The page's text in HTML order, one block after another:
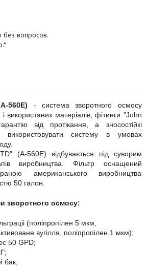
без вопросов.
560E) - система зворотного осмосу
і використаних матеріалів, фітинги "John
від протікання, а зносостійкі
використовувати систему в умовах
(A-560E) відбувається під суворим
виробництва. Фільтр оснащений
американського виробництва
50 галон.
зворотного осмосу:
(поліпропілен 5 мкм,
вугілля, поліпропілен 1 мкм);
50 GPD;
бак;